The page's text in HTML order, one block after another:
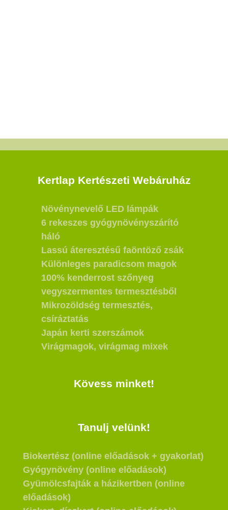
Kertlap Kertészeti Webáruház
Növénynevelő LED lámpák
6 rekeszes gyógynövényszárító
háló
Lassú áteresztésű faöntöző zsák
Különleges paradicsom magok
100% kenderrost szőnyeg
vegyszermentes termesztésből
Mikrozöldség termesztés,
csíráztatás
Japán kerti szerszámok
Virágmagok, virágmag mixek
Kövess minket!
Tanulj velünk!
Biokertész (online előadások + gyakorlat)
Gyógynövény (online előadások)
Gyümölcsfajták a házikertben (online
előadások)